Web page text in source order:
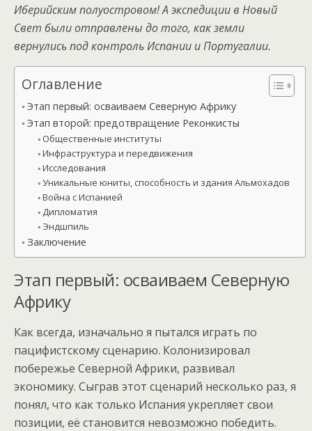
Иберийским полуостровом! А экспедиции в Новый
Свет были отправлены до того, как земли
вернулись под контроль Испании и Португалии.
Оглавление
Этап первый: осваиваем Северную Африку
Этап второй: предотвращение Реконкисты
Общественные институты
Инфраструктура и передвижения
Исследования
Уникальные юниты, способность и здания Альмохадов
Война с Испанией
Дипломатия
Эндшпиль
Заключение
Этап первый: осваиваем Северную
Африку
Как всегда, изначально я пытался играть по
пацифистскому сценарию. Колонизировал
побережье Северной Африки, развивал
экономику. Сыграв этот сценарий несколько раз, я
понял, что как только Испания укрепляет свои
позиции, её становится невозможно победить.